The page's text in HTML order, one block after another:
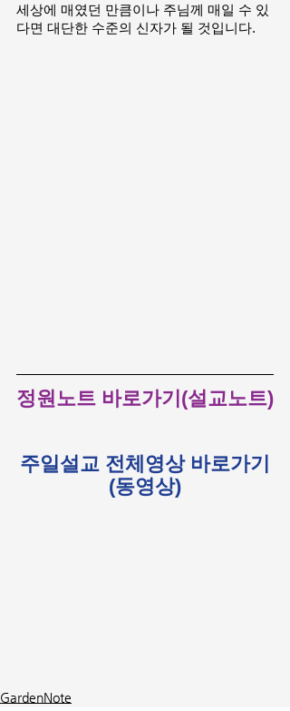
세상에 매였던 만큼이나 주님께 매일 수 있
다면 대단한 수준의 신자가 될 것입니다.
정원노트 바로가기(설교노트)
주일설교 전체영상 바로가기
(동영상)
GardenNote